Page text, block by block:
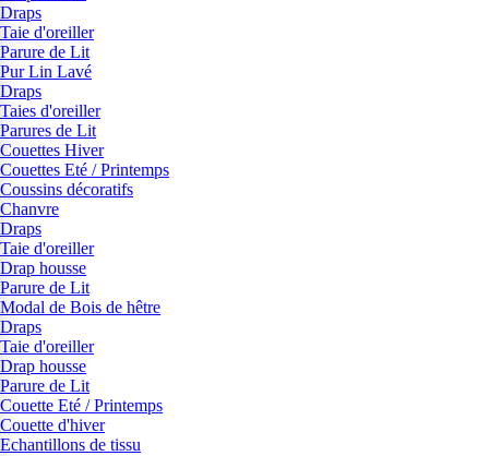
Draps
Taie d'oreiller
Parure de Lit
Pur Lin Lavé
Draps
Taies d'oreiller
Parures de Lit
Couettes Hiver
Couettes Eté / Printemps
Coussins décoratifs
Chanvre
Draps
Taie d'oreiller
Drap housse
Parure de Lit
Modal de Bois de hêtre
Draps
Taie d'oreiller
Drap housse
Parure de Lit
Couette Eté / Printemps
Couette d'hiver
Echantillons de tissu